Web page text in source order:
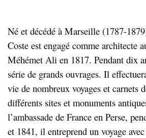
Né et décédé à Marseille (1787-
Coste est engagé comme architecte
Méhémet Ali en 1817. Pendant dix
série de grands ouvrages. Il
vie de nombreux voyages et carnets
différents sites et monuments
l’ambassade de France en Perse,
et 1841, il entreprend un voyage